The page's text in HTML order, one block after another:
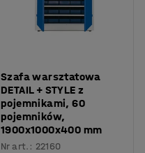
Szafa warsztatowa
DETAIL + STYLE z
pojemnikami, 60
pojemników,
1900x1000x400 mm
Nr art. : 22160